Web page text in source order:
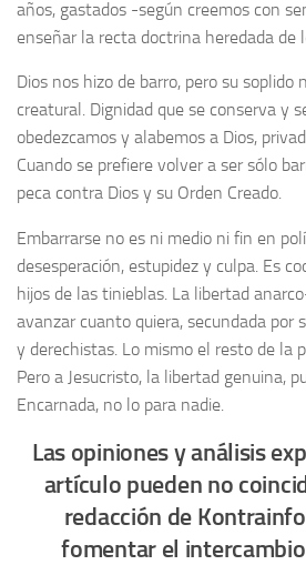
años, gastados -según creemos con
enseñar la recta doctrina heredada de
Dios nos hizo de barro, pero su soplido
creatural. Dignidad que se conserva y
obedezcamos y alabemos a Dios,
Cuando se prefiere volver a ser sólo
peca contra Dios y su Orden Creado.
Embarrarse no es ni medio ni fin en
desesperación, estupidez y culpa. Es
hijos de las tinieblas. La libertad
avanzar cuanto quiera, secundada por
y derechistas. Lo mismo el resto de la
Pero a Jesucristo, la libertad genuina,
Encarnada, no lo para nadie.
Las opiniones y análisis
artículo pueden no
redacción de
fomentar el